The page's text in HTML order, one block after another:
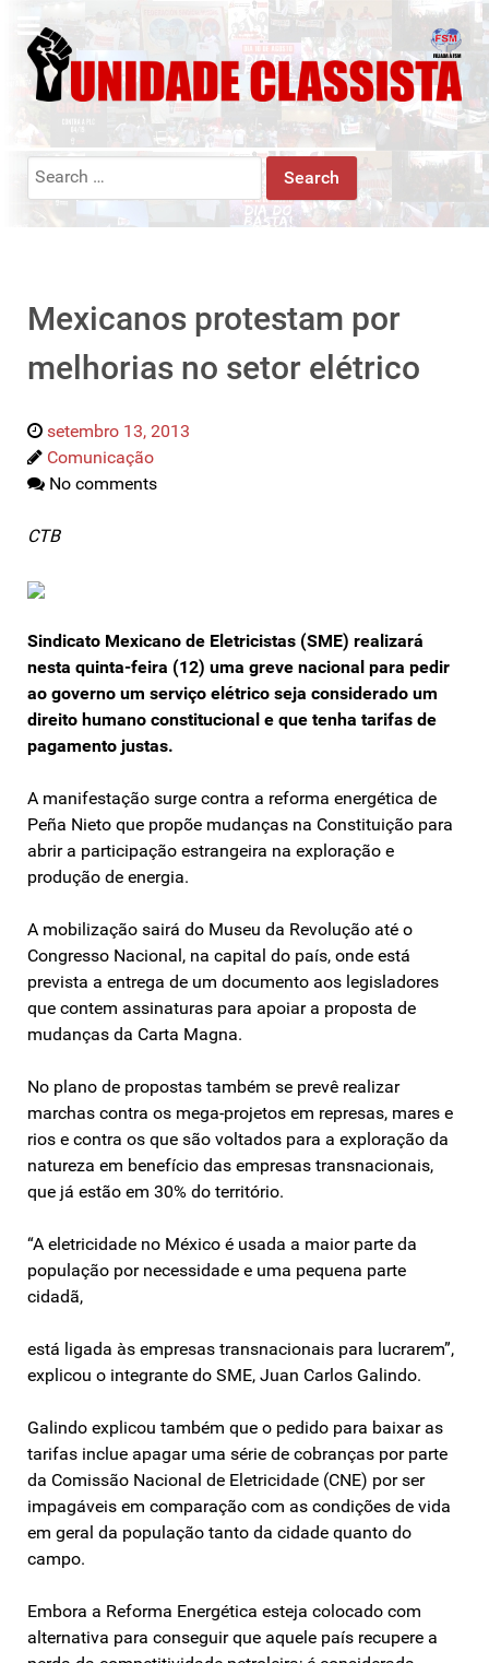
Search
Mexicanos protestam por
melhorias no setor elétrico
setembro 13, 2013
Comunicação
No comments
CTB
Sindicato Mexicano de Eletricistas (SME) realizará
nesta quinta-feira (12) uma greve nacional para pedir
ao governo um serviço elétrico seja considerado um
direito humano constitucional e que tenha tarifas de
pagamento justas.
A manifestação surge contra a reforma energética de
Peña Nieto que propõe mudanças na Constituição para
abrir a participação estrangeira na exploração e
produção de energia.
A mobilização sairá do Museu da Revolução até o
Congresso Nacional, na capital do país, onde está
prevista a entrega de um documento aos legisladores
que contem assinaturas para apoiar a proposta de
mudanças da Carta Magna.
No plano de propostas também se prevê realizar
marchas contra os mega-projetos em represas, mares e
rios e contra os que são voltados para a exploração da
natureza em benefício das empresas transnacionais,
que já estão em 30% do território.
“A eletricidade no México é usada a maior parte da
população por necessidade e uma pequena parte
cidadã,
está ligada às empresas transnacionais para lucrarem”,
explicou o integrante do SME, Juan Carlos Galindo.
Galindo explicou também que o pedido para baixar as
tarifas inclue apagar uma série de cobranças por parte
da Comissão Nacional de Eletricidade (CNE) por ser
impagáveis em comparação com as condições de vida
em geral da população tanto da cidade quanto do
campo.
Embora a Reforma Energética esteja colocado com
alternativa para conseguir que aquele país recupere a